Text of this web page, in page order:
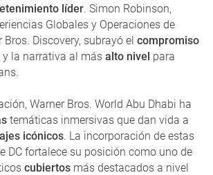
líder. Simon Robinson,
Globales y Operaciones de
Bros. Discovery, subrayó el compromiso
y la narrativa al más alto nivel para
Warner Bros. World Abu Dhabi ha
temáticas inmersivas que dan vida a
icónicos. La incorporación de estas
DC fortalece su posición como uno de
cubiertos más destacados a nivel